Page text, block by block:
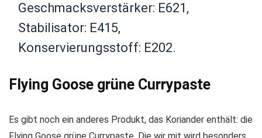
Geschmacksverstärker: E621,
Stabilisator: E415,
Konservierungsstoff: E202.
Flying Goose grüne Currypaste
Es gibt noch ein anderes Produkt, das Koriander enthält: die